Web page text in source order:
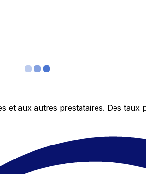
aux autres prestataires. Des taux